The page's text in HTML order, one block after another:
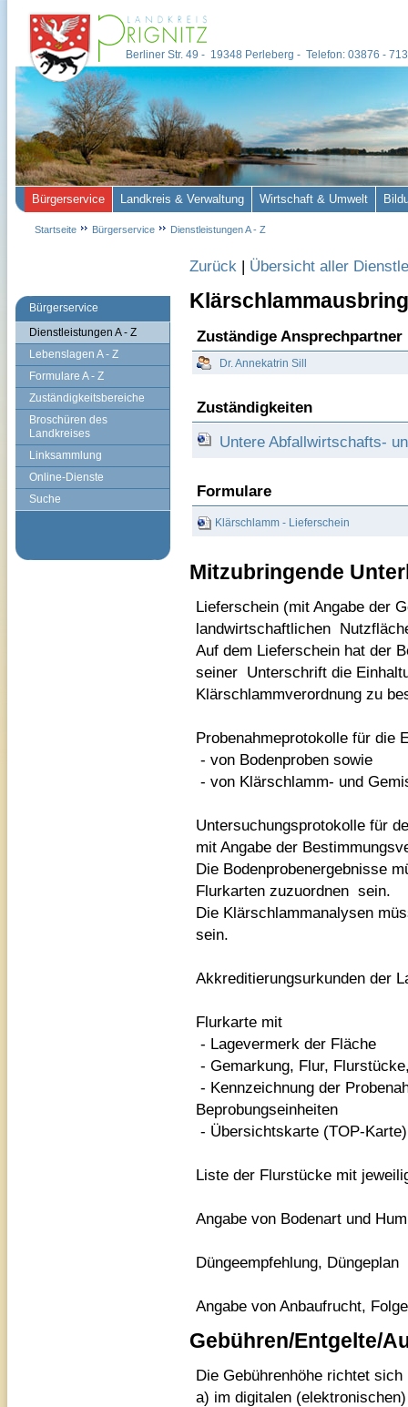
Bürgerservice
Dienstleistungen A - Z
Lebenslagen A - Z
Formulare A - Z
Zuständigkeitsbereiche
Broschüren des
Landkreises
Linksammlung
Online-Dienste
Suche
Zurück | Übersicht aller
Zuständige Ansprechpartner
Dr. Annekatrin Sill
Zuständigkeiten
Untere Abfallwirtschafts-
Formulare
Klärschlamm - Lieferschein
Mitzubringende
Lieferschein (mit Angabe der
landwirtschaftlichen
Auf dem Lieferschein hat der
seiner Unterschrift die
Klärschlammverordnung zu
Probenahmeprotokolle für die
- von Bodenproben sowie
- von Klärschlamm- und
Untersuchungsprotokolle für
mit Angabe der
Die Bodenprobenergebnisse
Flurkarten zuzuordnen sein.
Die Klärschlammanalysen
sein.
Akkreditierungsurkunden der
Flurkarte mit
- Lagevermerk der Fläche
- Gemarkung, Flur,
- Kennzeichnung der
Beprobungseinheiten
- Übersichtskarte (TOP-Karte)
Liste der Flurstücke mit
Angabe von Bodenart und
Düngeempfehlung, Düngeplan
Angabe von Anbaufrucht,
Gebühren/Entgelte/
Die Gebührenhöhe richtet
a) im digitalen
Berliner Str. 49 - 19348 Perleberg - Telefon: 03876 -
Bürgerservice Landkreis & Verwaltung Wirtschaft & Umwelt
Startseite Bürgerservice Dienstleistungen A - Z